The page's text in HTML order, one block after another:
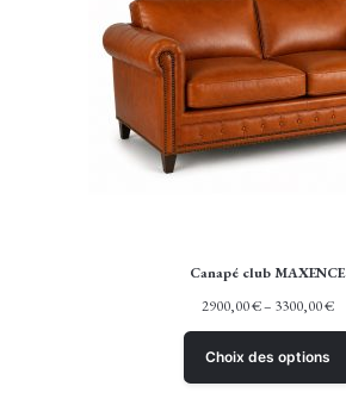
Canapé club MAXENCE
2900,00€– 3300,00€
Choix des options